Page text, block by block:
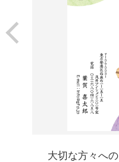
大切な方々へ